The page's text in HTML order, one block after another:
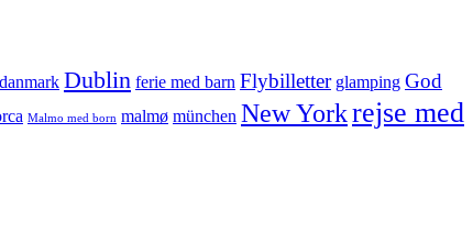
danmark Dublin ferie med barn Flybilletter glamping God
Malmo med born malmø münchen New Yorkrejse med